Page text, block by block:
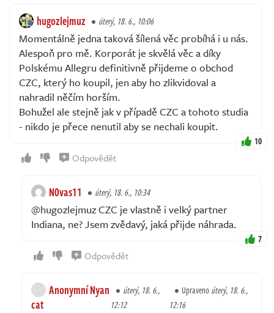
hugozlejmuz úterý, 18. 6., 10:06
Momentálně jedna taková šílená věc probíhá i u nás.
Alespoň pro mě. Korporát je skvělá věc a díky
Polskému Allegru definitivně přijdeme o obchod
CZC, který ho koupil, jen aby ho zlikvidoval a
nahradil něčím horším.
Bohužel ale stejně jak v případě CZC a tohoto studia
- nikdo je přece nenutil aby se nechali koupit.
10
Odpovědět
N0vas11 úterý, 18. 6., 10:34
@hugozlejmuz CZC je vlastně i velký partner
Indiana, ne? Jsem zvědavý, jaká přijde náhrada.
7
Odpovědět
Anonymní Nyan
cat
úterý, 18. 6.,
12:12
Upravenoúterý, 18. 6.,
12:16